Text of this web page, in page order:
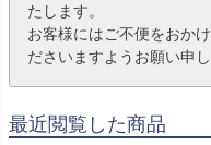
たします。
お客様にはご不便をおか
ださいますようお願い申し
最近閲覧した商品